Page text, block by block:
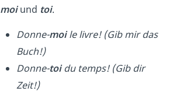
moi und toi.
Donne-moile livre! (Gib mir das
Buch!)
Donne-toidu temps! (Gib dir
Zeit!)